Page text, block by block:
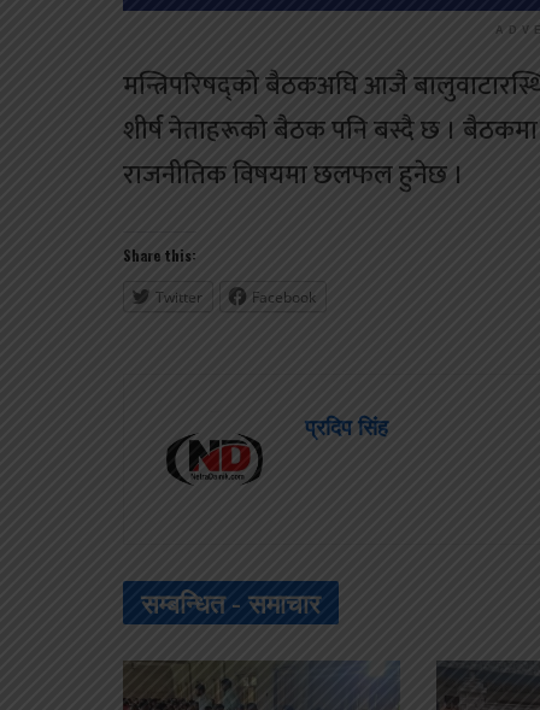
मन्त्रिपरिषद्को बैठकअघि आजै
शीर्ष नेताहरूको बैठक पनि बस्दै छ ।
राजनीतिक विषयमा छलफल हुनेछ ।
Share this:
Twitter Facebook
प्रदिप सिंह
सम्बन्धित - समाचार